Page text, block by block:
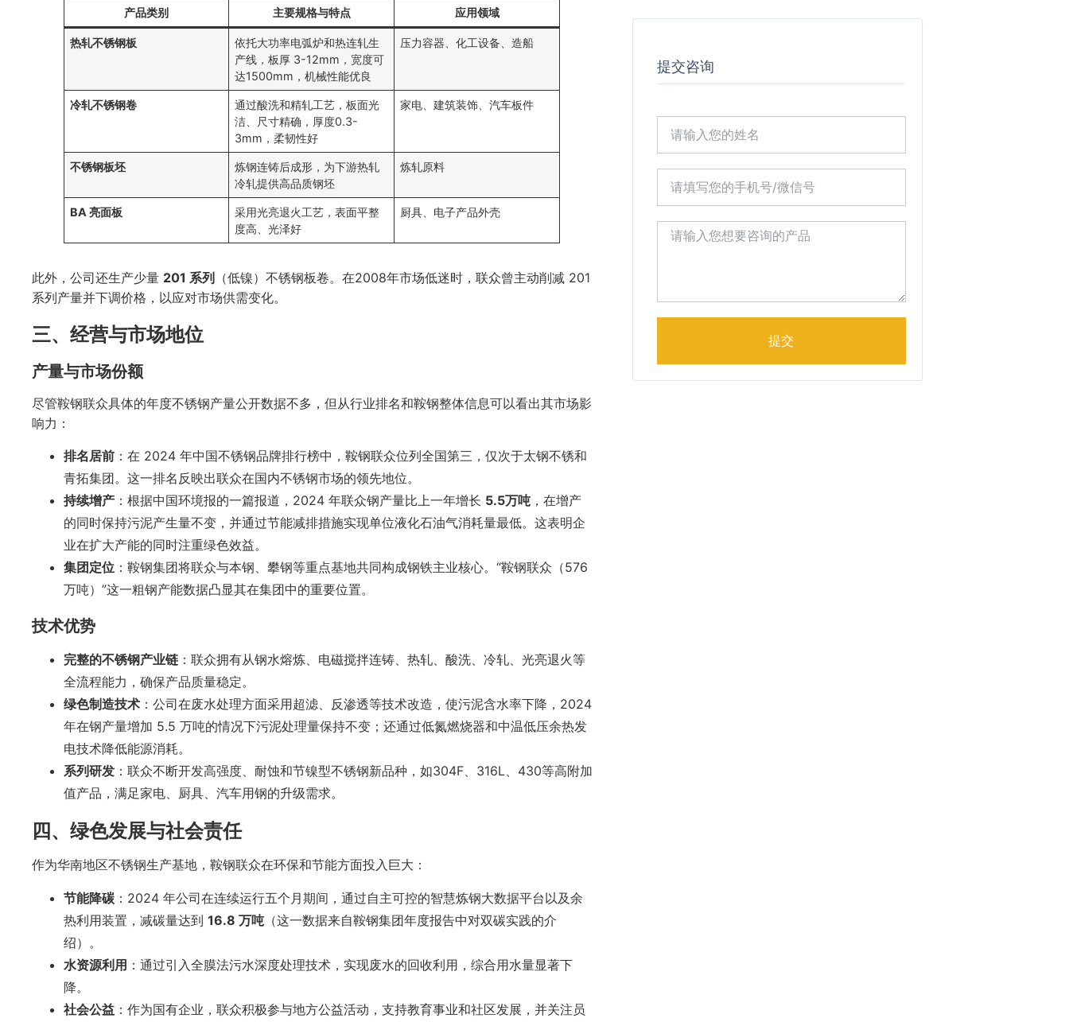
产品类别 主要规格与特点 应用领域
热轧不锈钢板
依托大功率电弧炉和热连轧生
产线，板厚 3-12mm，宽度可
达1500mm，机械性能优良
压力容器、化工设备、造船
冷轧不锈钢卷
通过酸洗和精轧工艺，板面光
洁、尺寸精确，厚度0.3-
3mm，柔韧性好
家电、建筑装饰、汽车板件
不锈钢板坯
炼钢连铸后成形，为下游热轧
冷轧提供高品质钢坯
炼轧原料
BA 亮面板
采用光亮退火工艺，表面平整
度高、光泽好
厨具、电子产品外壳
此外，公司还生产少量 201 系列 （低镍）不锈钢板卷。在2008年市场低迷时，联众曾主动削减 201
系列产量并下调价格，以应对市场供需变化。
三、经营与市场地位
产量与市场份额
尽管鞍钢联众具体的年度不锈钢产量公开数据不多，但从行业排名和鞍钢整体信息可以看出其市场影
响力：
排名居前 ：在 2024 年中国不锈钢品牌排行榜中，鞍钢联众位列全国第三，仅次于太钢不锈和
青拓集团。这一排名反映出联众在国内不锈钢市场的领先地位。
持续增产 ：根据中国环境报的一篇报道，2024 年联众钢产量比上一年增长 5.5万吨 ，在增产
的同时保持污泥产生量不变，并通过节能减排措施实现单位液化石油气消耗量最低。这表明企
业在扩大产能的同时注重绿色效益。
集团定位 ：鞍钢集团将联众与本钢、攀钢等重点基地共同构成钢铁主业核心。“鞍钢联众（576
万吨）”这一粗钢产能数据凸显其在集团中的重要位置。
技术优势
完整的不锈钢产业链 ：联众拥有从钢水熔炼、电磁搅拌连铸、热轧、酸洗、冷轧、光亮退火等
全流程能力，确保产品质量稳定。
绿色制造技术 ：公司在废水处理方面采用超滤、反渗透等技术改造，使污泥含水率下降，2024
年在钢产量增加 5.5 万吨的情况下污泥处理量保持不变；还通过低氮燃烧器和中温低压余热发
电技术降低能源消耗。
系列研发 ：联众不断开发高强度、耐蚀和节镍型不锈钢新品种，如304F、316L、430等高附加
值产品，满足家电、厨具、汽车用钢的升级需求。
四、绿色发展与社会责任
作为华南地区不锈钢生产基地，鞍钢联众在环保和节能方面投入巨大：
节能降碳 ：2024 年公司在连续运行五个月期间，通过自主可控的智慧炼钢大数据平台以及余
热利用装置，减碳量达到 16.8 万吨 （这一数据来自鞍钢集团年度报告中对双碳实践的介
绍）。
水资源利用 ：通过引入全膜法污水深度处理技术，实现废水的回收利用，综合用水量显著下
降。
社会公益 ：作为国有企业，联众积极参与地方公益活动，支持教育事业和社区发展，并关注员
提交咨询
提交